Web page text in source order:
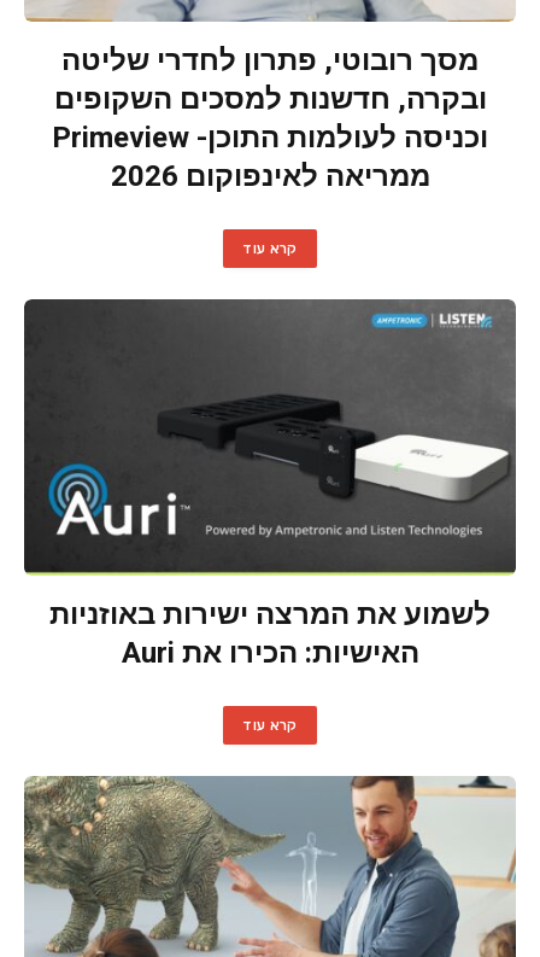
מסך רובוטי, פתרון לחדרי שליטה
ובקרה, חדשנות למסכים השקופים
וכניסה לעולמות התוכן- Primeview
ממריאה לאינפוקום 2026
קרא עוד
לשמוע את המרצה ישירות באוזניות
האישיות: הכירו את Auri
קרא עוד